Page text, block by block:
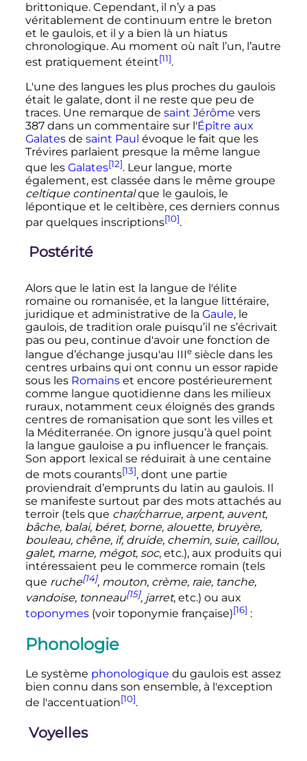
brittonique. Cependant, il n’y a pas
véritablement de continuum entre le breton
et le gaulois, et il y a bien là un hiatus
chronologique. Au moment où naît l’un, l’autre
est pratiquement éteint[11].
L'une des langues les plus proches du gaulois
était le galate, dont il ne reste que peu de
traces. Une remarque de saint Jérôme vers
387 dans un commentaire sur l'Épître aux
Galatesde saint Paul évoque le fait que les
Trévires parlaient presque la même langue
que les Galates[12]. Leur langue, morte
également, est classée dans le même groupe
celtique continentalque le gaulois, le
lépontique et le celtibère, ces derniers connus
par quelques inscriptions[10].
Postérité
Alors que le latin est la langue de l'élite
romaine ou romanisée, et la langue littéraire,
juridique et administrative de la Gaule, le
gaulois, de tradition orale puisqu’il ne s’écrivait
pas ou peu, continue d'avoir une fonction de
langue d’échange jusqu'au IIIe siècle dans les
centres urbains qui ont connu un essor rapide
sous les Romainset encore postérieurement
comme langue quotidienne dans les milieux
ruraux, notamment ceux éloignés des grands
centres de romanisation que sont les villes et
la Méditerranée. On ignore jusqu’à quel point
la langue gauloise a pu influencer le français.
Son apport lexical se réduirait à une centaine
de mots courants[13], dont une partie
proviendrait d’emprunts du latin au gaulois. Il
se manifeste surtout par des mots attachés au
terroir (tels que char/charrue, arpent, auvent,
bâche, balai, béret, borne, alouette, bruyère,
bouleau, chêne, if, druide, chemin, suie, caillou,
galet, marne, mégot, soc, etc.), aux produits qui
intéressaient peu le commerce romain (tels
que ruche[14], mouton, crème, raie, tanche,
vandoise, tonneau[15], jarret, etc.) ou aux
toponymes(voir toponymie française)[16] :
Phonologie
Le système phonologique du gaulois est assez
bien connu dans son ensemble, à l'exception
de l'accentuation[10].
Voyelles